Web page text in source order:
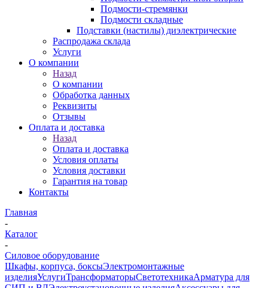
Подмости-стремянки
Подмости складные
Подставки (настилы) диэлектрические
Распродажа склада
Услуги
О компании
Назад
О компании
Обработка данных
Реквизиты
Отзывы
Оплата и доставка
Назад
Оплата и доставка
Условия оплаты
Условия доставки
Гарантия на товар
Контакты
Главная
-
Каталог
-
Силовое оборудование
Шкафы, корпуса, боксыЭлектромонтажные
изделияУслугиТрансформаторыСветотехникаАрматура для